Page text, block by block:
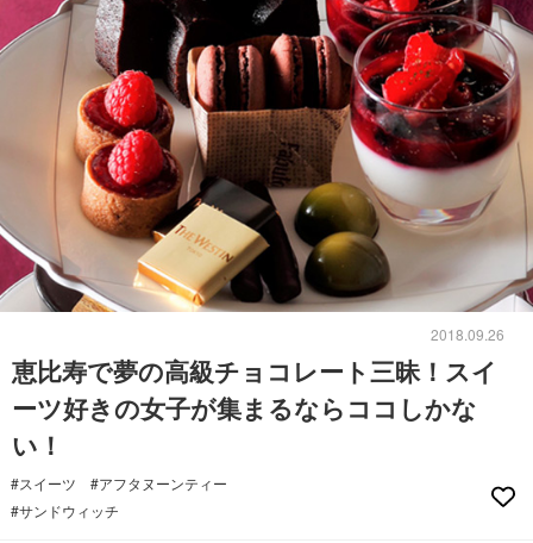
2018.09.26
恵比寿で夢の高級チョコレート三昧！スイ
ーツ好きの女子が集まるならココしかな
い！
#スイーツ
#アフタヌーンティー
#サンドウィッチ